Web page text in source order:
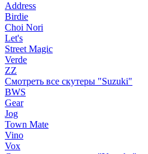
Address
Birdie
Choi Nori
Let's
Street Magic
Verde
ZZ
Смотреть все скутеры "Suzuki"
BWS
Gear
Jog
Town Mate
Vino
Vox